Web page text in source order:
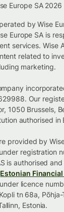
Europe SA 2026
by Wise
Europe SA is
services. Wise
related to
marketing.
Our
1050 Brussels,
authorised in
provided by
registration
is authorised
Estonian
under licence
tn 68a, Põhja-
Estonia.